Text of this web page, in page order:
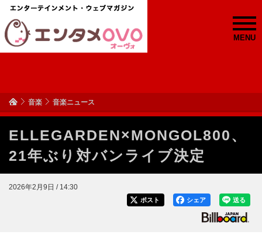
MENU
音楽 音楽ニュース
ELLEGARDEN×MONGOL800、
21年ぶり対バンライブ決定
2026年2月9日 / 14:30
送る
シェア
ポスト